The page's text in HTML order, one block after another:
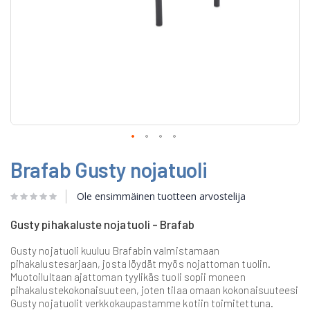
to
the
beginning
of
images
Brafab Gusty nojatuoli
Ole ensimmäinen tuotteen arvostelija
Gusty pihakaluste nojatuoli - Brafab
Gusty nojatuoli kuuluu Brafabin valmistamaan
pihakalustesarjaan, josta löydät myös nojattoman tuolin.
Muotoilultaan ajattoman tyylikäs tuoli sopii moneen
pihakalustekokonaisuuteen, joten tilaa omaan kokonaisuuteesi
Gusty nojatuolit verkkokaupastamme kotiin toimitettuna.